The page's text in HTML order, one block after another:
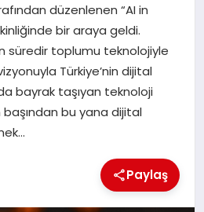
düzenlenen “AI in
bir araya geldi.
süredir toplumu teknolojiyle
Türkiye’nin dijital
bayrak taşıyan teknoloji
başından bu yana dijital
Paylaş